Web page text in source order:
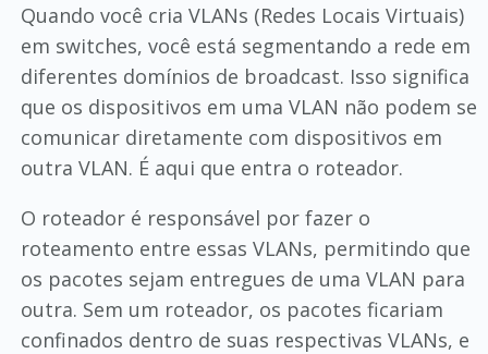
Quando você cria VLANs (Redes Locais Virtuais)
em switches, você está segmentando a rede em
diferentes domínios de broadcast. Isso significa
que os dispositivos em uma VLAN não podem se
comunicar diretamente com dispositivos em
outra VLAN. É aqui que entra o roteador.
O roteador é responsável por fazer o
roteamento entre essas VLANs, permitindo que
os pacotes sejam entregues de uma VLAN para
outra. Sem um roteador, os pacotes ficariam
confinados dentro de suas respectivas VLANs, e